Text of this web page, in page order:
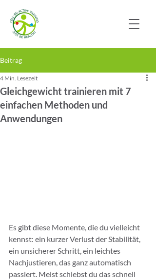
Beitrag
Gleichgewicht trainieren mit 7
einfachen Methoden und
Anwendungen
4 Min. Lesezeit
Es gibt diese Momente, die du vielleicht
kennst: ein kurzer Verlust der Stabilität,
ein unsicherer Schritt, ein leichtes
Nachjustieren, das ganz automatisch
passiert. Meist schiebst du das schnell